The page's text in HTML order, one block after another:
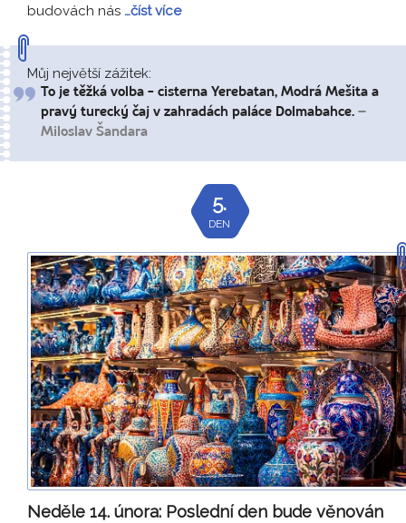
budovách nás …číst více
Můj největší zážitek:
To je těžká volba - cisterna Yerebatan, Modrá Mešita a
pravý turecký čaj v zahradách paláce Dolmabahce. –
Miloslav Šandara
5.
DEN
Neděle 14. února: Poslední den bude věnován